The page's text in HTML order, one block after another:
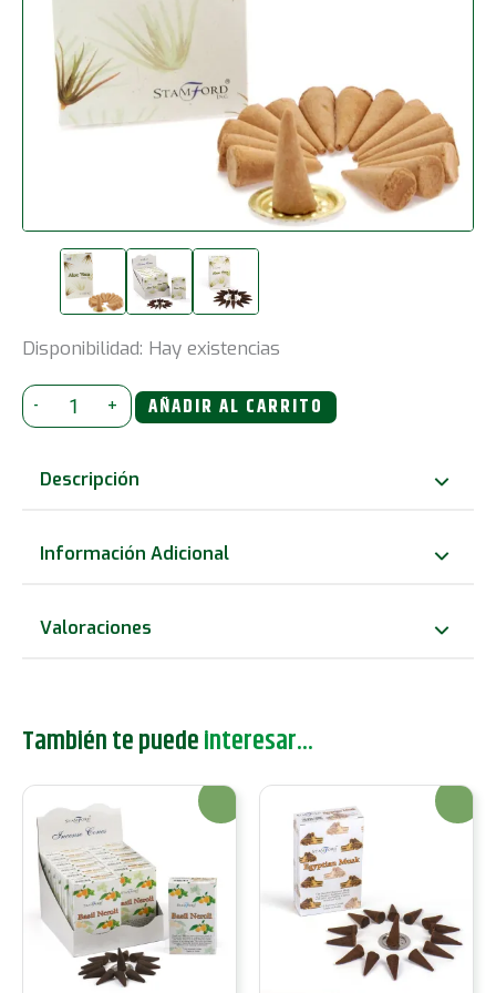
Disponibilidad: Hay existencias
-
Conos
de
incienso
+ AÑADIR AL CARRITO
Descripción
Información Adicional
Valoraciones
También te puedeinteresar...
¡Oferta! ¡Oferta!